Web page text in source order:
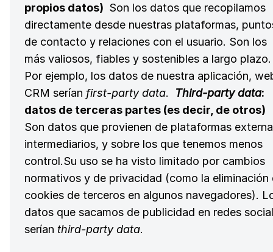
propios datos) Son los datos que recopilamos
directamente desde nuestras plataformas,
de contacto y relaciones con el usuario. Son los
más valiosos, fiables y sostenibles a largo plazo.
Por ejemplo, los datos de nuestra aplicación,
CRM serían first-party data. Third-party data:
datos de terceras partes (es decir, de otros)
Son datos que provienen de plataformas
intermediarios, y sobre los que tenemos menos
control.Su uso se ha visto limitado por cambios
normativos y de privacidad (como la eliminación
cookies de terceros en algunos navegadores).
datos que sacamos de publicidad en redes
serían third-party data.